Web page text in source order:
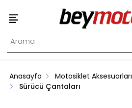
Anasayfa Motosiklet Aksesuarları
Sürücü Çantaları